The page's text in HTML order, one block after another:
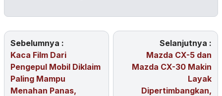
Sebelumnya :
Kaca Film Dari
Pengepul Mobil Diklaim
Paling Mampu
Menahan Panas,
Selanjutnya :
Mazda CX-5 dan
Mazda CX-30 Makin
Layak
Dipertimbangkan,